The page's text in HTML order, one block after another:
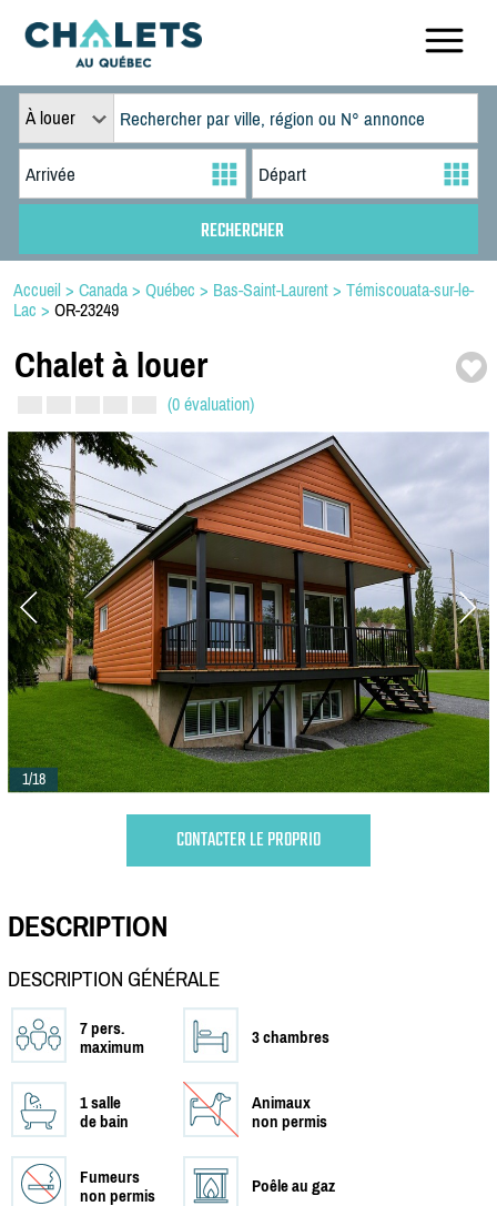
À louer
Accueil > Canada > Québec > Bas-Saint-Laurent > Témiscouata-sur-le-
Lac > OR-23249
Chalet à louer
(0 évaluation)
1/18
CONTACTER LE PROPRIO
DESCRIPTION
DESCRIPTION GÉNÉRALE
7 pers.
maximum
3 chambres
1 salle
de bain
Animaux
non permis
Fumeurs
non permis
Poêle au gaz